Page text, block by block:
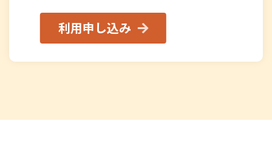
利用申し込み